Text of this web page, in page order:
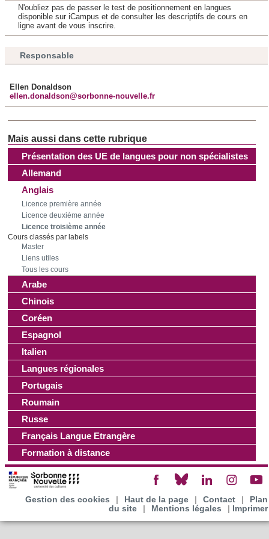
Les cookies nous permettent de personnaliser le contenu
et les annonces, d'offrir des fonctionnalités relatives aux
médias sociaux et d'analyser notre trafic. Nous
partageons également des informations sur l'utilisation de
publicité et d'analyse, qui peuvent combiner celles-ci avec
d'autres informations que vous leur avez fournies ou qu'ils
ont collectées lors de votre utilisation de leurs services.
Présentation des UE de langues pour non spécialistes
Allemand
Anglais
Licence première année
Licence deuxième année
Licence troisième année
Cours classés par labels
Master
Liens utiles
Tous les cours
Arabe
Chinois
Coréen
Espagnol
Italien
Langues régionales
Portugais
Roumain
Russe
Français Langue Etrangère
Formation à distance
N'oubliez pas de passer le test de positionnement en langues
disponible sur iCampus et de consulter les descriptifs de cours en
ligne avant de vous inscrire.
Responsable
Ellen Donaldson
ellen.donaldson@sorbonne-nouvelle.fr
Gestion des cookies | Haut de la page | Contact |
Plan
du site
| Mentions légales | Imprimer